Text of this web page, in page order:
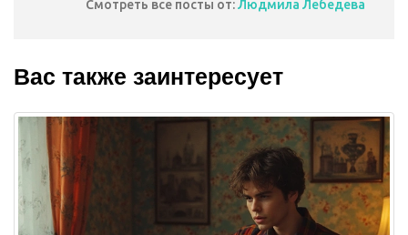
Смотреть все посты от:Людмила Лебедева
Вас также заинтересует